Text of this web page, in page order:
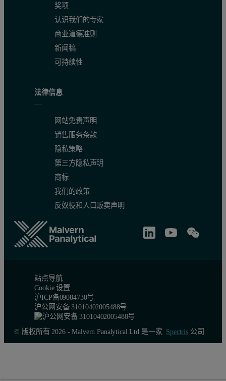
奖项
认识我们的专家
商业道德准则
新闻稿
可持续性
法律信息
网站免责声明
销售服务条款
隐私策略
第三方隐私声明
商标
我们的政策
反奴役和人口贩卖声明
站点导航
Cookie 设置
沪ICP备09084730号
沪公网安备 31010402005488号
© 版权所有 2026 - Malvern Panalytical Ltd 是一家 Spectris公司